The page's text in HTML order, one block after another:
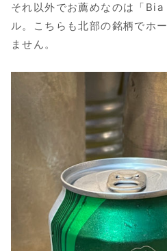
それ以外でお薦めなのは「
ル。こちらも北部の銘柄でホ
ません。